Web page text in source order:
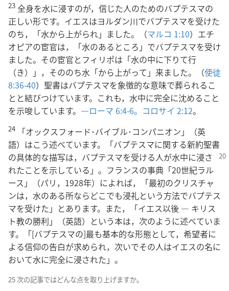
23 全身を水に浸すのが，信じた人のためのバプテスマの
正しい形です。イエスはヨルダン川でバプテスマを受けた
のち，「水から上がられ」ました。（マルコ 1:10）エチ
オピアの宦官は，「水のあるところ」でバプテスマを受け
ました。その宦官とフィリポは「水の中に下りて行
（き）」，そののち水「から上がって」来ました。（使徒
8:36-40）聖書はバプテスマを象徴的な意味で葬られるこ
とと結びつけています。これも，水中に完全に沈めること
を示唆しています。―ローマ 6:4-6。 コロサイ 2:12。
24
「オックスフォード･バイブル･コンパニオン」（英
語）はこう述べています。「バプテスマに関する新約聖書
の具体的な描写は，バプテスマを受ける人が水中に浸さ
れたことを示している」。フランスの事典「20世紀ラル
ース」（パリ，1928年）によれば，「最初のクリスチャ
ンは，水のある所ならどこでも浸礼という方法でバプテス
マを受けた」とあります。また，「イエス以後 ― キリス
ト教の勝利」（英語）という本は，次のように述べていま
す。「[バプテスマの]最も基本的な形態として，希望者に
よる信仰の告白が求められ，次いでその人はイエスの名に
おいて水に完全に浸された」。
25 次の記事ではどんな点を取り上げますか。